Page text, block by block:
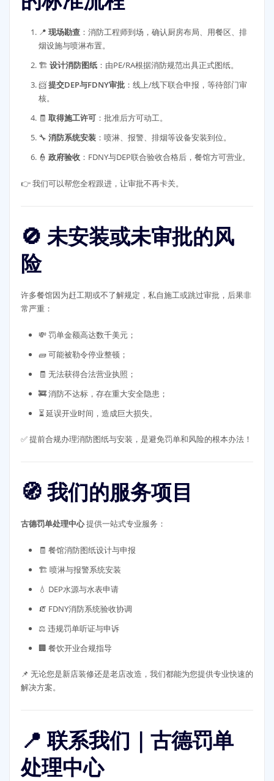
📍现场勘查 ：消防工程师到场，确认厨房布局、用餐区、排
烟设施与喷淋布置。
🏗️设计消防图纸 ：由PE/RA根据消防规范出具正式图纸。
📨提交DEP与FDNY审批 ：线上/线下联合申报，等待部门审
核。
🧾取得施工许可 ：批准后方可动工。
🔧消防系统安装 ：喷淋、报警、排烟等设备安装到位。
👮政府验收 ：FDNY与DEP联合验收合格后，餐馆方可营业。
👉 我们可以帮您全程跟进，让审批不再卡关。
🚫 未安装或未审批的风
险
许多餐馆因为赶工期或不了解规定，私自施工或跳过审批，后果非
常严重：
💸 罚单金额高达数千美元；
🧱 可能被勒令停业整顿；
🧾 无法获得合法营业执照；
🚒 消防不达标，存在重大安全隐患；
⏳ 延误开业时间，造成巨大损失。
✅ 提前合规办理消防图纸与安装，是避免罚单和风险的根本办法！
🧭 我们的服务项目
古德罚单处理中心提供一站式专业服务：
🧾 餐馆消防图纸设计与申报
🏗️ 喷淋与报警系统安装
💧 DEP水源与水表申请
🧯 FDNY消防系统验收协调
⚖️ 违规罚单听证与申诉
🏢 餐饮开业合规指导
📌 无论您是新店装修还是老店改造，我们都能为您提供专业快速的
解决方案。
📍 联系我们｜古德罚单
处理中心